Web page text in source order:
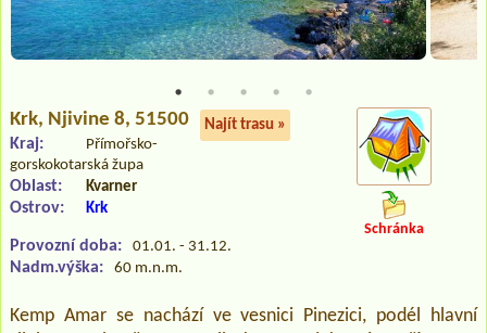
Krk, Njivine 8, 51500 Najít trasu »
Kraj:
Přímořsko-
gorskokotarská župa
Oblast: Kvarner
Ostrov: Krk
Provozní doba: 01.01. - 31.12.
Nadm.výška: 60 m.n.m.
Schránka
Kemp Amar se nachází ve vesnici Pinezici, podél hlavní